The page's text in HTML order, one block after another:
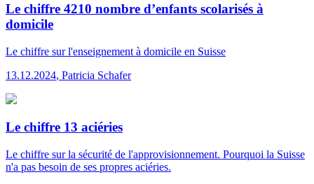
Le chiffre 4210 nombre d’enfants scolarisés à
domicile
Le chiffre sur l'enseignement à domicile en Suisse
13.12.2024, Patricia Schafer
Le chiffre 13 aciéries
Le chiffre sur la sécurité de l'approvisionnement. Pourquoi la Suisse
n'a pas besoin de ses propres aciéries.